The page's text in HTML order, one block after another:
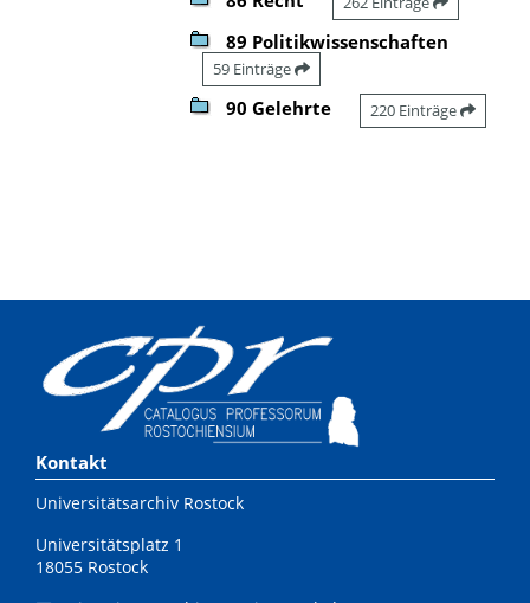
89 Politikwissenschaften
59 Einträge
90 Gelehrte 220 Einträge
Kontakt
Universitätsarchiv Rostock
Universitätsplatz 1
18055 Rostock